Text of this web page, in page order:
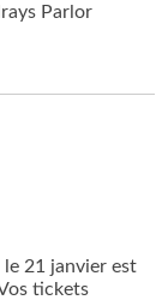
Parlor
21 janvier est
tickets